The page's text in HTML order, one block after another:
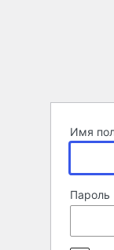
Имя
Пароль